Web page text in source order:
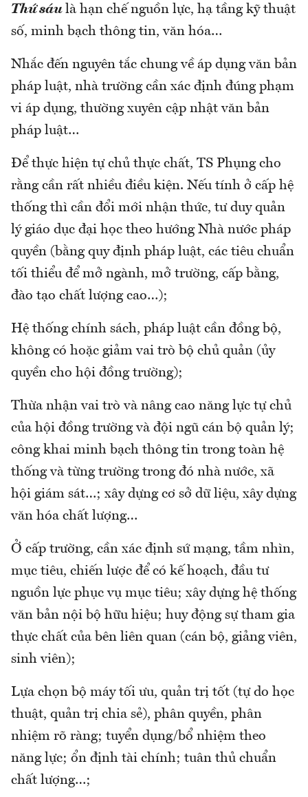
Thứ sáulà hạn chế nguồn lực, hạ tầng kỹ thuật
số, minh bạch thông tin, văn hóa…
Nhắc đến nguyên tắc chung về áp dụng văn bản
pháp luật, nhà trường cần xác định đúng phạm
vi áp dụng, thường xuyên cập nhật văn bản
pháp luật…
Để thực hiện tự chủ thực chất, TS Phụng cho
rằng cần rất nhiều điều kiện. Nếu tính ở cấp hệ
thống thì cần đổi mới nhận thức, tư duy quản
lý giáo dục đại học theo hướng Nhà nước pháp
quyền (bằng quy định pháp luật, các tiêu chuẩn
tối thiểu để mở ngành, mở trường, cấp bằng,
đào tạo chất lượng cao…);
Hệ thống chính sách, pháp luật cần đồng bộ,
không có hoặc giảm vai trò bộ chủ quản (ủy
quyền cho hội đồng trường);
Thừa nhận vai trò và nâng cao năng lực tự chủ
của hội đồng trường và đội ngũ cán bộ quản lý;
công khai minh bạch thông tin trong toàn hệ
thống và từng trường trong đó nhà nước, xã
hội giám sát…; xây dựng cơ sở dữ liệu, xây dựng
văn hóa chất lượng…
Ở cấp trường, cần xác định sứ mạng, tầm nhìn,
mục tiêu, chiến lược để có kế hoạch, đầu tư
nguồn lực phục vụ mục tiêu; xây dựng hệ thống
văn bản nội bộ hữu hiệu; huy động sự tham gia
thực chất của bên liên quan (cán bộ, giảng viên,
sinh viên);
Lựa chọn bộ máy tối ưu, quản trị tốt (tự do học
thuật, quản trị chia sẻ), phân quyền, phân
nhiệm rõ ràng; tuyển dụng/bổ nhiệm theo
năng lực; ổn định tài chính; tuân thủ chuẩn
chất lượng…;